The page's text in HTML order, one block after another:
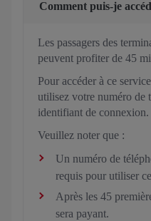
Comment puis-je
Les passagers des
peuvent profiter de 45
Pour accéder à ce
utilisez votre numéro de
identifiant de connexion.
Veuillez noter que :
Un numéro de
requis pour utiliser
Après les 45
sera payant.